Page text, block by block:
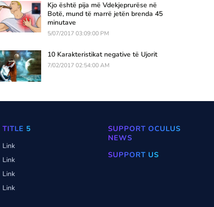
Kjo është pija më Vdekjeprurëse në
Botë, mund të marrë jetën brenda 45
minutave
5/07/2017 03:09:00 PM
10 Karakteristikat negative të Ujorit
7/02/2017 02:54:00 AM
TITLE 5
Link
Link
Link
Link
SUPPORT OCULUS
NEWS
SUPPORT US